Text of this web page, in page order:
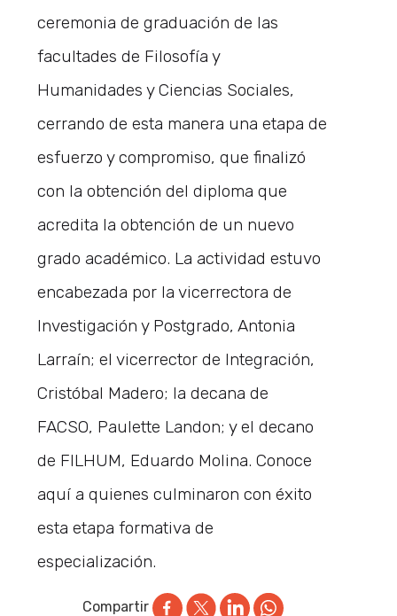
ceremonia de graduación de las
facultades de Filosofía y
Humanidades y Ciencias Sociales,
cerrando de esta manera una etapa de
esfuerzo y compromiso, que finalizó
con la obtención del diploma que
acredita la obtención de un nuevo
grado académico. La actividad estuvo
encabezada por la vicerrectora de
Investigación y Postgrado, Antonia
Larraín; el vicerrector de Integración,
Cristóbal Madero; la decana de
FACSO, Paulette Landon; y el decano
de FILHUM, Eduardo Molina. Conoce
aquí a quienes culminaron con éxito
esta etapa formativa de
especialización.
Compartir